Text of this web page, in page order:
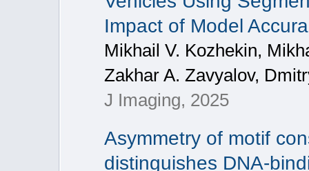
Impact of Model
Mikhail V. Kozhekin,
Zakhar A. Zavyalov,
J Imaging, 2025
Asymmetry of motif
distinguishes DNA-